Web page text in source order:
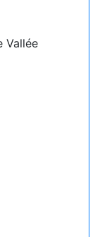
Vallée